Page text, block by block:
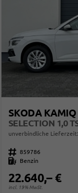
SKODA KAMIQ
SELECTION 1,0
unverbindliche Lieferzeit:
Fahrzeugnr. 859786
Kraftstoff
Benzin
22.640,– €
incl. 19% MwSt.